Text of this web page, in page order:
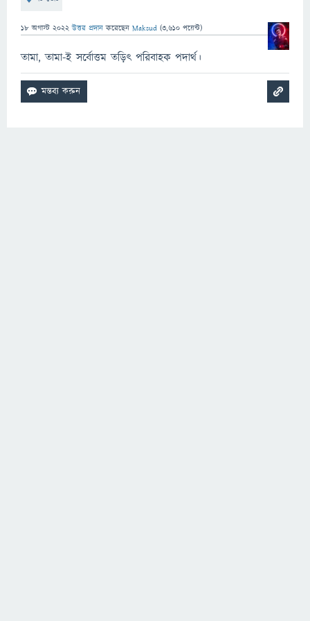
18 অগাস্ট 2022 উত্তর প্রদান করেছেন Maksud (3,610 পয়েন্ট)
তামা, তামা-ই সর্বোত্তম তড়িৎ পরিবাহক পদার্থ।